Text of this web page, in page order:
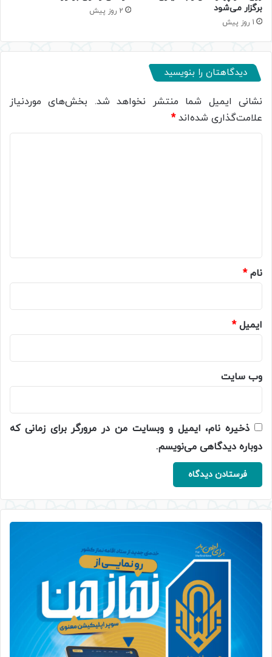
برگزار می‌شود
1 روز پیش
2 روز پیش
دیدگاهتان را بنویسید
نشانی ایمیل شما منتشر نخواهد شد. بخش‌های موردنیاز
علامت‌گذاری شده‌اند*
نام*
ایمیل*
وب‌ سایت
ذخیره نام، ایمیل و وبسایت من در مرورگر برای زمانی که
دوباره دیدگاهی می‌نویسم.